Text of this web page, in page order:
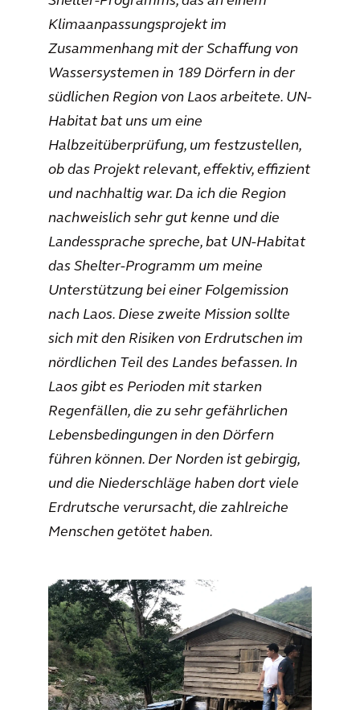
Klimaanpassungsprojekt im
Zusammenhang mit der Schaffung von
Wassersystemen in 189 Dörfern in der
südlichen Region von Laos arbeitete. UN-
Habitat bat uns um eine
Halbzeitüberprüfung, um festzustellen,
ob das Projekt relevant, effektiv, effizient
und nachhaltig war. Da ich die Region
nachweislich sehr gut kenne und die
Landessprache spreche, bat UN-Habitat
das Shelter-Programm um meine
Unterstützung bei einer Folgemission
nach Laos. Diese zweite Mission sollte
sich mit den Risiken von Erdrutschen im
nördlichen Teil des Landes befassen. In
Laos gibt es Perioden mit starken
Regenfällen, die zu sehr gefährlichen
Lebensbedingungen in den Dörfern
führen können. Der Norden ist gebirgig,
und die Niederschläge haben dort viele
Erdrutsche verursacht, die zahlreiche
Menschen getötet haben.